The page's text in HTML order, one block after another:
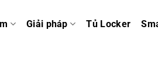
Giải pháp Tủ Locker